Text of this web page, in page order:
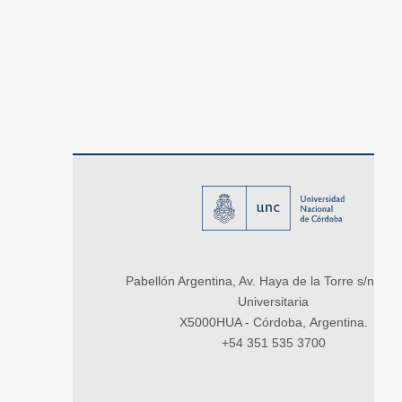
Pabellón Argentina, Av. Haya de la Torre s/n,
Universitaria
X5000HUA - Córdoba, Argentina.
+54 351 535 3700